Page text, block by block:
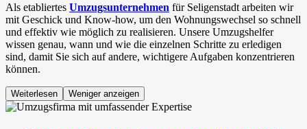
Als etabliertes Umzugsunternehmen für Seligenstadt arbeiten wir
mit Geschick und Know-how, um den Wohnungswechsel so schnell
und effektiv wie möglich zu realisieren. Unsere Umzugshelfer
wissen genau, wann und wie die einzelnen Schritte zu erledigen
sind, damit Sie sich auf andere, wichtigere Aufgaben konzentrieren
können.
Weiterlesen Weniger anzeigen